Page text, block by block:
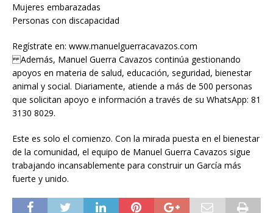
Mujeres embarazadas
Personas con discapacidad
Regístrate en: www.manuelguerracavazos.com
Además, Manuel Guerra Cavazos continúa gestionando
apoyos en materia de salud, educación, seguridad, bienestar
animal y social. Diariamente, atiende a más de 500 personas
que solicitan apoyo e información a través de su WhatsApp: 81
3130 8029.
Este es solo el comienzo. Con la mirada puesta en el bienestar
de la comunidad, el equipo de Manuel Guerra Cavazos sigue
trabajando incansablemente para construir un García más
fuerte y unido.